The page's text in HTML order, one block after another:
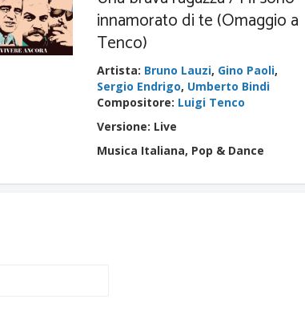
innamorato di te (Omaggio a
Tenco)
Artista: Bruno Lauzi, Gino Paoli,
Sergio Endrigo, Umberto Bindi
Compositore: Luigi Tenco
Versione: Live
Musica Italiana, Pop & Dance